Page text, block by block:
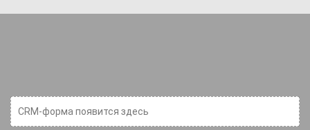
CRM-форма появится здесь